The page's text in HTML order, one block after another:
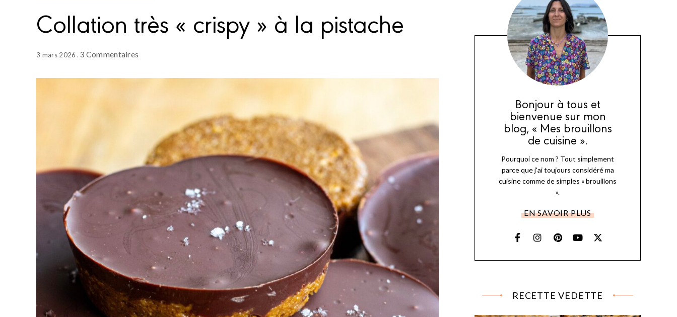
Collation très « crispy » à la pistache
3 mars 2026 3 Commentaires
Bonjour à tous et
bienvenue sur mon
blog, « Mes brouillons
de cuisine ».
Pourquoi ce nom ? Tout simplement
parce que j'ai toujours considéré ma
cuisine comme de simples « brouillons
».
EN SAVOIR PLUS
RECETTE VEDETTE